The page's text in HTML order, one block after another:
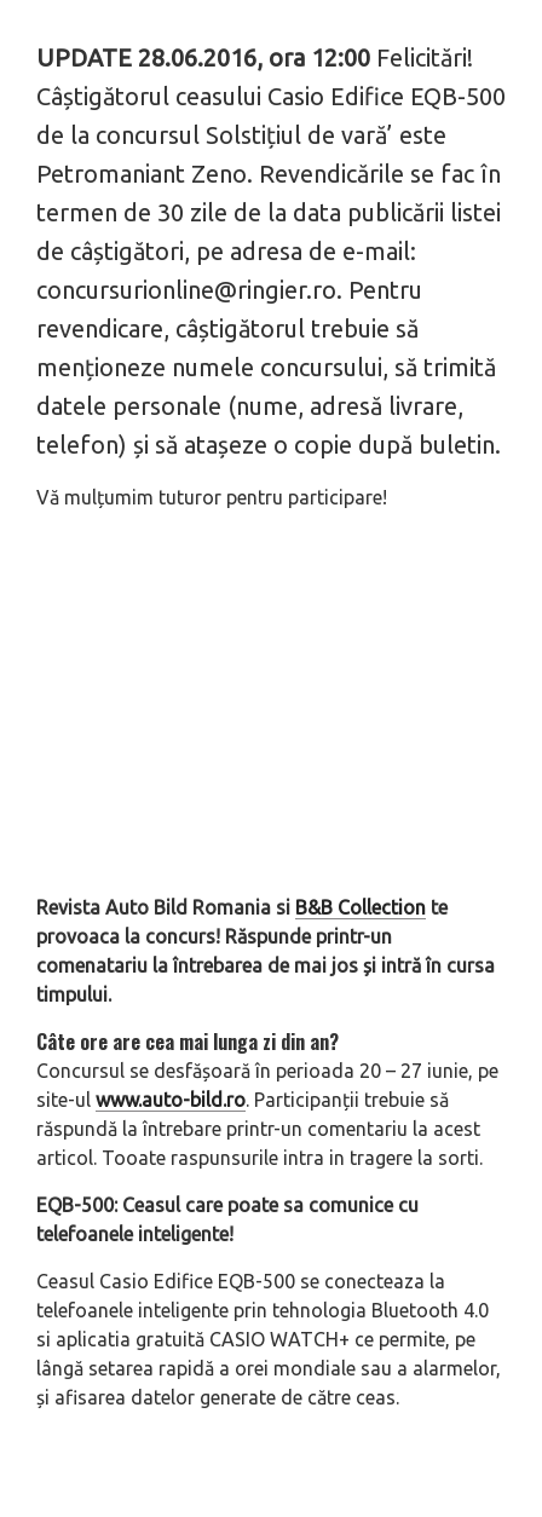
UPDATE 28.06.2016, ora 12:00 Felicitări!
Câștigătorul ceasului Casio Edifice EQB-500
de la concursul Solstițiul de vară’ este
Petromaniant Zeno. Revendicările se fac în
termen de 30 zile de la data publicării listei
de câștigători, pe adresa de e-mail:
concursurionline@ringier.ro. Pentru
revendicare, câștigătorul trebuie să
menționeze numele concursului, să trimită
datele personale (nume, adresă livrare,
telefon) și să atașeze o copie după buletin.
Vă mulțumim tuturor pentru participare!
Revista Auto Bild Romania si B&B Collection te
provoaca la concurs! Răspunde printr-un
comenatariu la întrebarea de mai jos și intră în cursa
timpului.
Câte ore are cea mai lunga zi din an?
Concursul se desfășoară în perioada 20 – 27 iunie, pe
site-ul www.auto-bild.ro. Participanții trebuie să
răspundă la întrebare printr-un comentariu la acest
articol. Tooate raspunsurile intra in tragere la sorti.
EQB-500: Ceasul care poate sa comunice cu
telefoanele inteligente!
Ceasul Casio Edifice EQB-500 se conecteaza la
telefoanele inteligente prin tehnologia Bluetooth 4.0
si aplicatia gratuită CASIO WATCH+ ce permite, pe
lângă setarea rapidă a orei mondiale sau a alarmelor,
și afisarea datelor generate de către ceas.